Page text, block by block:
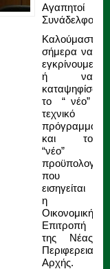
Αγαπητοί
Συνάδελφοι,
Καλούμαστε
σήμερα να
εγκρίνουμε
ή να
το “ νέο”
τεχνικό
πρόγραμμα
και το
“νέο”
που
εισηγείται
η
Οικονομική
Επιτροπή
της Νέας
Περιφερειακής
Αρχής.